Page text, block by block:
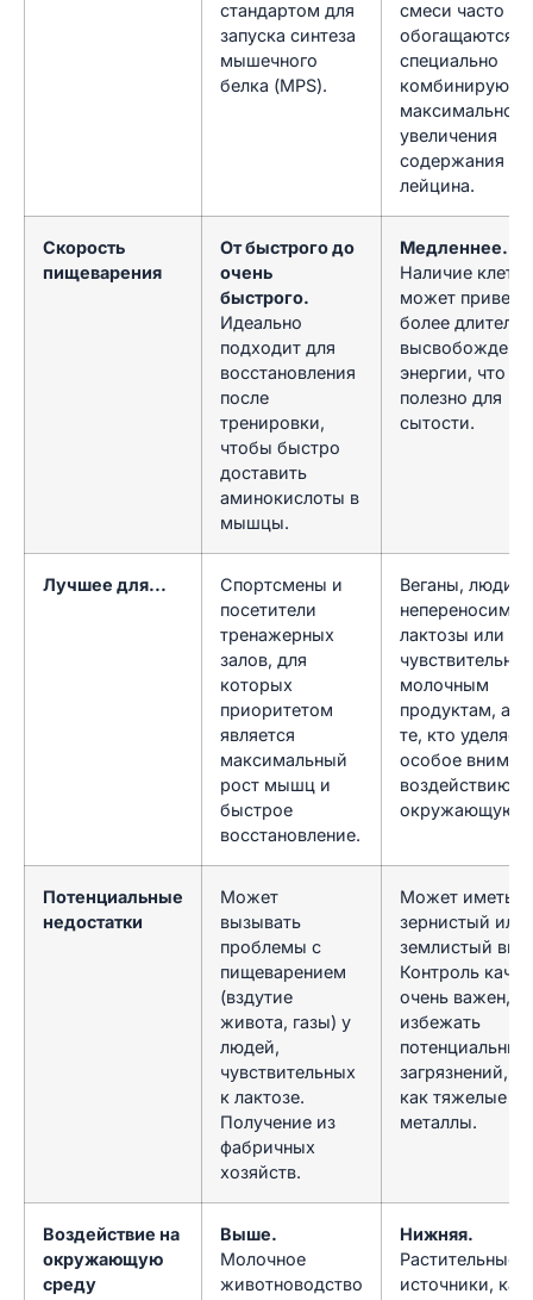
стандартом для
запуска синтеза
мышечного
белка (MPS).
смеси часто
обогащаются
специально
максимального
увеличения
содержания
лейцина.
Скорость
пищеварения
От быстрого до
очень
быстрого.
Идеально
подходит для
восстановления
после
тренировки,
чтобы быстро
доставить
аминокислоты в
мышцы.
Медленнее.
Наличие
может
более
энергии, что
полезно для
сытости.
Лучшее для...
Спортсмены и
посетители
тренажерных
залов, для
которых
приоритетом
является
максимальный
рост мышц и
быстрое
восстановление.
Веганы, люди с
лактозы или
молочным
продуктам, а
те, кто уделяет
особое
воздействию
окружающую
Потенциальные
недостатки
Может
вызывать
проблемы с
пищеварением
(вздутие
живота, газы) у
людей,
чувствительных
к лактозе.
Получение из
фабричных
хозяйств.
Может иметь
зернистый или
землистый
Контроль
очень важен,
избежать
потенциальных
загрязнений,
как тяжелые
металлы.
Воздействие на
окружающую
среду
Выше.
Молочное
животноводство
Нижняя.
Растительные
источники, как